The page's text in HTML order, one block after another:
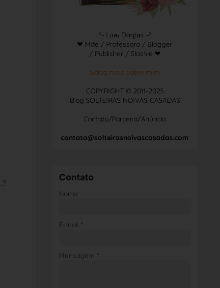
°~ Luԋ Dɑɳtɑs ~°
❤ Mãe / Professora / Blogger
/ Publisher / Slashie ❤
Saiba mais sobre mim
COPYRIGHT © 2011-2025
Blog SOLTEIRAS NOIVAS CASADAS
Contato/Parceria/Anúncio
contato@solteirasnoivascasadas.com
Contato
Nome
E-mail *
Mensagem *